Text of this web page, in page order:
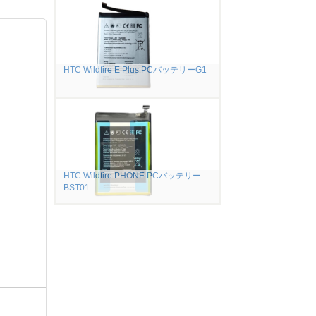
HTC Wildfire E Plus PCバッテリーG1
HTC Wildfire PHONE PCバッテリー
BST01